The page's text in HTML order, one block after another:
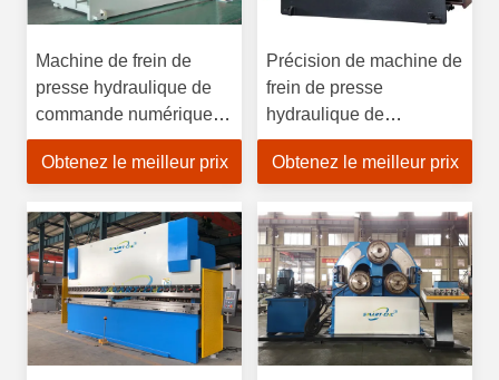
Machine de frein de
presse hydraulique de
commande numérique
par ordinateur de 200
tonnes pour l'acier
Obtenez le meilleur prix
Précision de machine de
frein de presse
hydraulique de
commande numérique
par ordinateur de DA53T
Obtenez le meilleur prix